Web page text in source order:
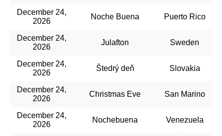
December 24,
2026
Noche Buena Puerto Rico
December 24,
2026
Julafton Sweden
December 24,
2026
Štedrý deň Slovakia
December 24,
2026
Christmas Eve San Marino
December 24,
2026
Nochebuena Venezuela